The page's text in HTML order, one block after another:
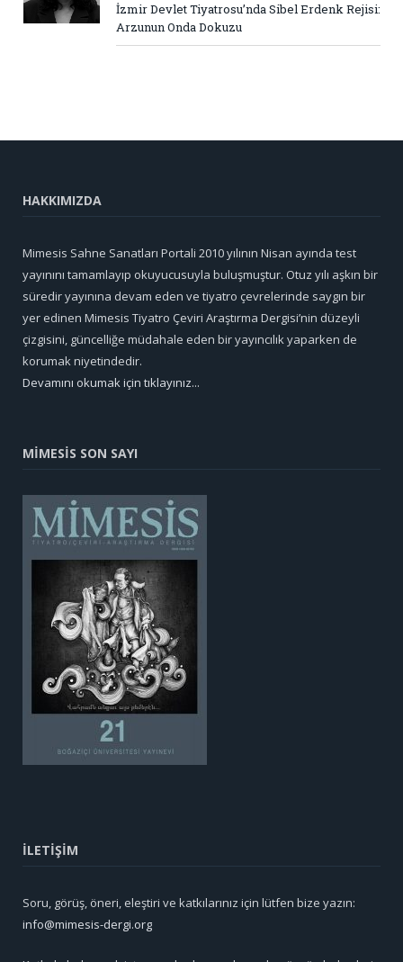
İzmir Devlet Tiyatrosu’nda Sibel Erdenk Rejisi:
Arzunun Onda Dokuzu
HAKKIMIZDA
Mimesis Sahne Sanatları Portali 2010 yılının Nisan ayında test
yayınını tamamlayıp okuyucusuyla buluşmuştur. Otuz yılı aşkın bir
süredir yayınına devam eden ve tiyatro çevrelerinde saygın bir
yer edinen Mimesis Tiyatro Çeviri Araştırma Dergisi’nin düzeyli
çizgisini, güncelliğe müdahale eden bir yayıncılık yaparken de
korumak niyetindedir.
Devamını okumak için tıklayınız...
MİMESİS SON SAYI
İLETİŞİM
Soru, görüş, öneri, eleştiri ve katkılarınız için lütfen bize yazın:
info@mimesis-dergi.org